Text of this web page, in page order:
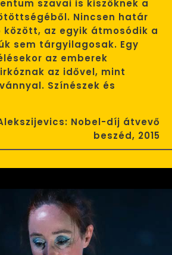
szavai is kiszöknek a
Nincsen határ
között, az egyik átmosódik a
sem tárgyilagosak. Egy
az emberek
az idővel, mint
Színészek és
Nobel-díj átvevő
beszéd, 2015